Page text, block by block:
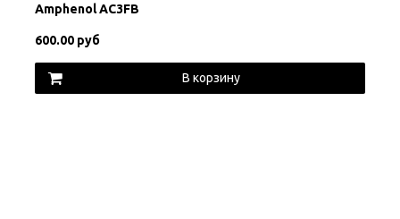
Amphenol AC3FB
600.00 руб
В корзину